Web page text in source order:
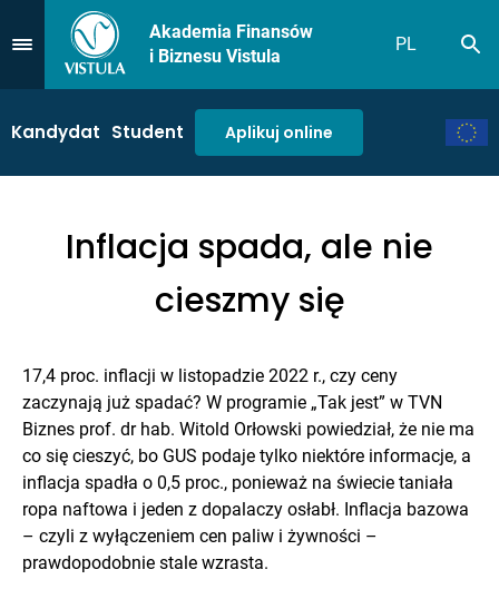
Przejdź do Menu
Akademia Finansów
i Biznesu Vistula
PL
Kandydat Student Aplikuj online
Inflacja spada, ale nie
cieszmy się
17,4 proc. inflacji w listopadzie 2022 r., czy ceny
zaczynają już spadać? W programie „Tak jest” w TVN
Biznes prof. dr hab. Witold Orłowski powiedział, że nie ma
co się cieszyć, bo GUS podaje tylko niektóre informacje, a
inflacja spadła o 0,5 proc., ponieważ na świecie taniała
ropa naftowa i jeden z dopalaczy osłabł. Inflacja bazowa
– czyli z wyłączeniem cen paliw i żywności –
prawdopodobnie stale wzrasta.